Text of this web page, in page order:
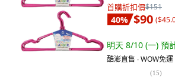
首購折扣價$151
40% $90 (
明天 8/10 (一) 預
酷澎直售 ∙ WOW免運
(15)